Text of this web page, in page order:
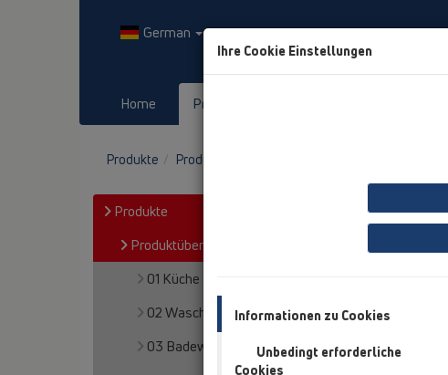
German
Home Produkte
Produkte Produktübersicht
Produkte
Produktübersicht
01 Küche
02 Waschtisch
03 Badewannen
Ihre Cookie Einstellungen
Informationen zu Cookies
Unbedingt erforderliche
Cookies